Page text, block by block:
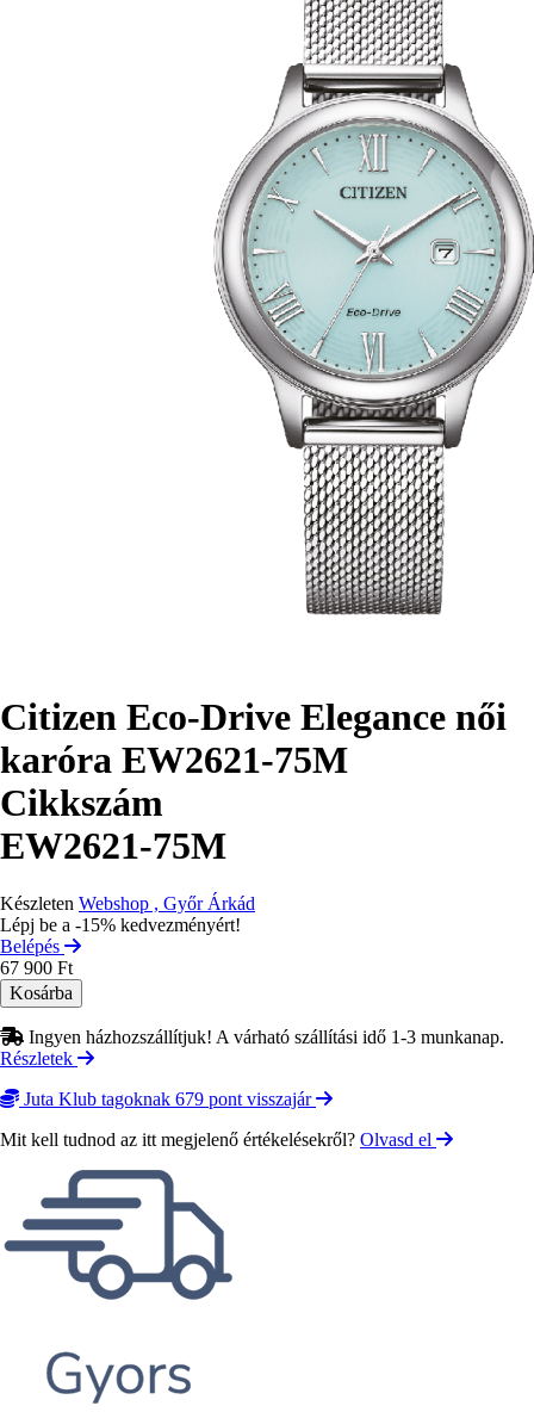
Citizen Eco-Drive Elegance női
karóra EW2621-75M
Cikkszám
EW2621-75M
Készleten Webshop , Győr Árkád
Lépj be a -15% kedvezményért!
Belépés
67 900 Ft
Ingyen házhozszállítjuk! A várható szállítási idő 1-3 munkanap.
Részletek
Juta Klub tagoknak 679 pont visszajár
Mit kell tudnod az itt megjelenő értékelésekről? Olvasd el